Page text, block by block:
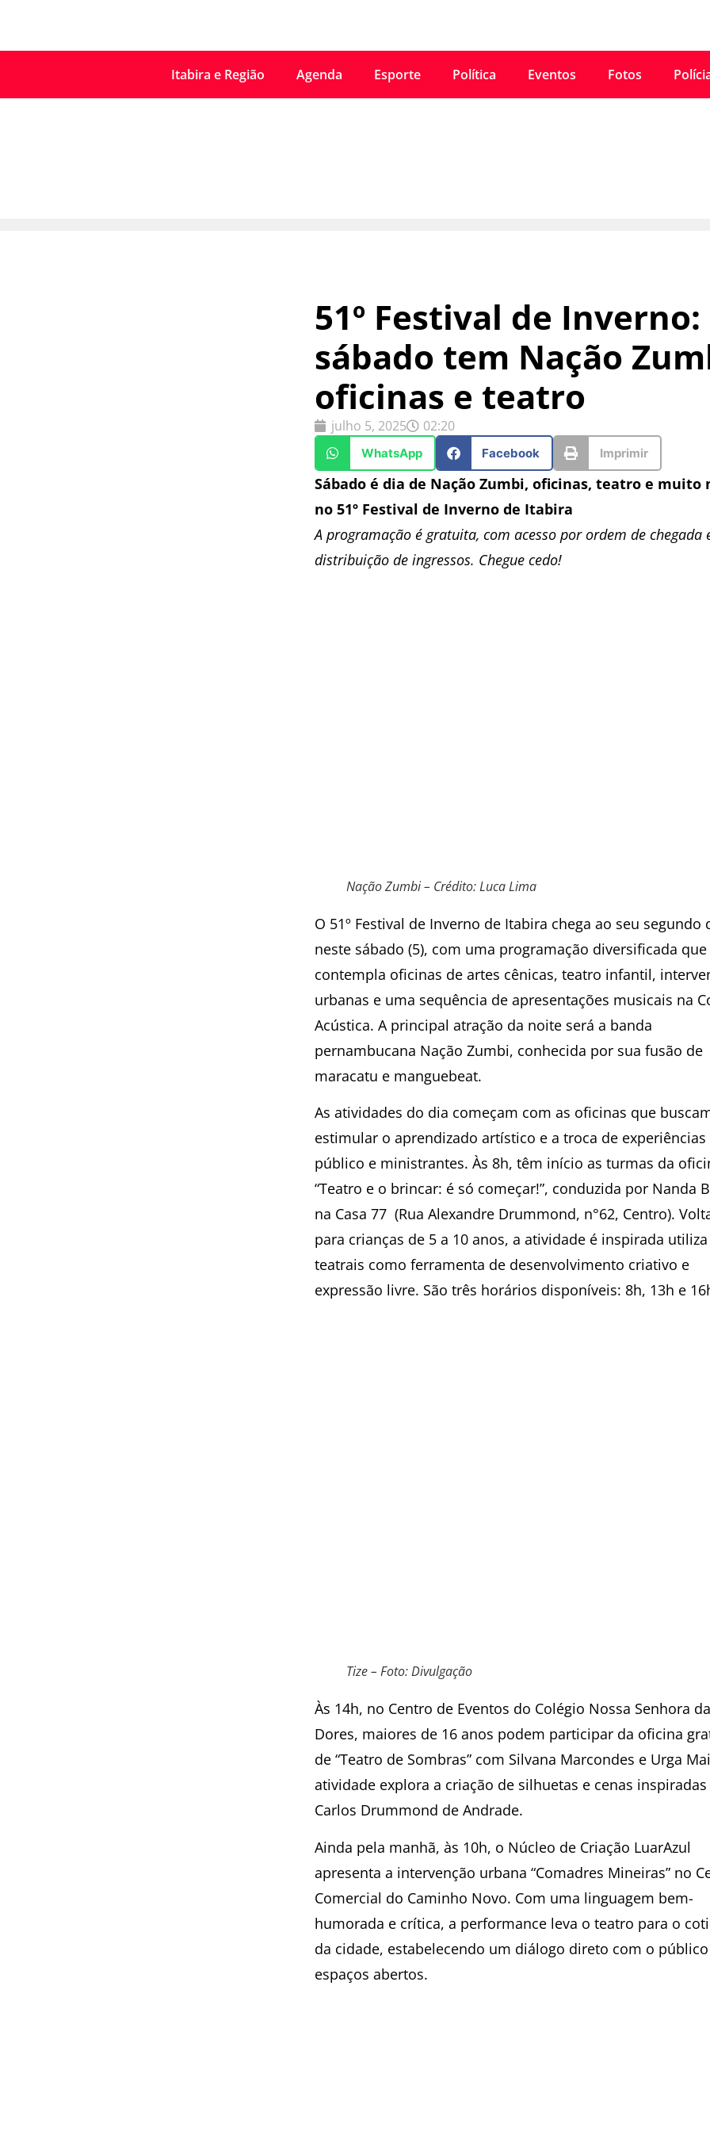
Itabira e Região Agenda Esporte Política Eventos Fotos
51º Festival de Inverno:
sábado tem Nação
oficinas e teatro
julho 5, 2025 02:20
WhatsApp Facebook Imprimir
Sábado é dia de Nação Zumbi, oficinas, teatro e muito
no 51º Festival de Inverno de Itabira
A programação é gratuita, com acesso por ordem de chegada
distribuição de ingressos. Chegue cedo!
Nação Zumbi – Crédito: Luca Lima
O 51º Festival de Inverno de Itabira chega ao seu segundo
neste sábado (5), com uma programação diversificada que
contempla oficinas de artes cênicas, teatro infantil,
urbanas e uma sequência de apresentações musicais na
Acústica. A principal atração da noite será a banda
pernambucana Nação Zumbi, conhecida por sua fusão de
maracatu e manguebeat.
As atividades do dia começam com as oficinas que
estimular o aprendizado artístico e a troca de
público e ministrantes. Às 8h, têm início as turmas da
“Teatro e o brincar: é só começar!”, conduzida por Nanda
na Casa 77 (Rua Alexandre Drummond, n°62, Centro).
para crianças de 5 a 10 anos, a atividade é inspirada
teatrais como ferramenta de desenvolvimento criativo e
expressão livre. São três horários disponíveis: 8h, 13h e
Tize – Foto: Divulgação
Às 14h, no Centro de Eventos do Colégio Nossa Senhora
Dores, maiores de 16 anos podem participar da oficina
de “Teatro de Sombras” com Silvana Marcondes e Urga
atividade explora a criação de silhuetas e cenas
Carlos Drummond de Andrade.
Ainda pela manhã, às 10h, o Núcleo de Criação LuarAzul
apresenta a intervenção urbana “Comadres Mineiras” no
Comercial do Caminho Novo. Com uma linguagem bem-
humorada e crítica, a performance leva o teatro para o
da cidade, estabelecendo um diálogo direto com o
espaços abertos.